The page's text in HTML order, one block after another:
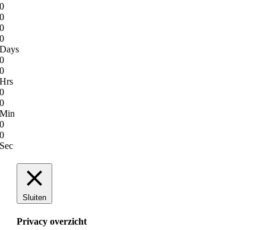
0
0
0
0
Days
0
0
Hrs
0
0
Min
0
0
Sec
Sluiten
Privacy overzicht